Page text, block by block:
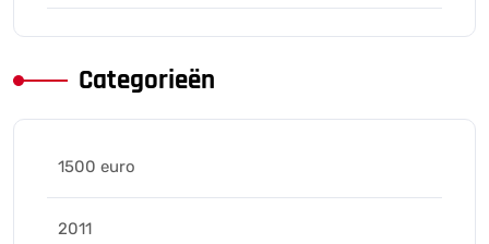
Categorieën
1500 euro
2011